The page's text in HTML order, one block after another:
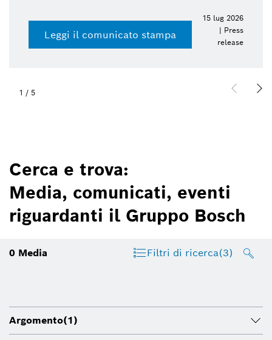
Leggi il comunicato stampa
15 lug 2026
| Press
release
1 / 5
Cerca e trova:
Media, comunicati, eventi
riguardanti il Gruppo Bosch
0 Media Filtri di ricerca(3)
Argomento(1)